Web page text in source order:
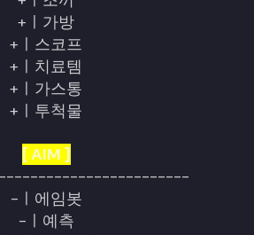
+ㅣ가방
+ㅣ스코프
+ㅣ치료템
+ㅣ가스통
+ㅣ투척물
[ AIM ]
-ㅣ에임봇
-ㅣ예측